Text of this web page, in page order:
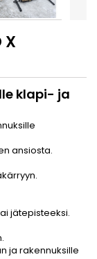
X
klapi- ja
ansiosta.
jätepisteeksi.
ja rakennuksille